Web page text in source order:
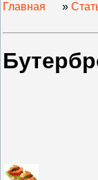
Главная »